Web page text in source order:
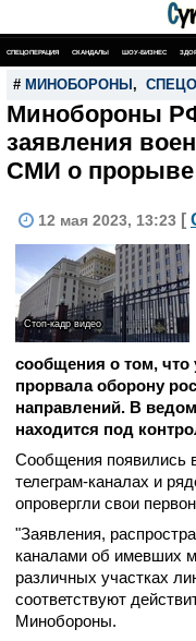
СПЕЦОПЕРАЦИЯ СКАНДАЛЫ ШОУ-БИЗНЕС
# МИНОБОРОНЫ ,
Минобороны
заявления
СМИ о
12 мая 2023, 13:23 [
Стоп-кадр видео
сообщения о том, что
прорвала оборону
направлений. В
находится под
Сообщения появились
телеграм-каналах и
опровергли свои
"Заявления,
каналами об имевших
различных участках
соответствуют
Минобороны.